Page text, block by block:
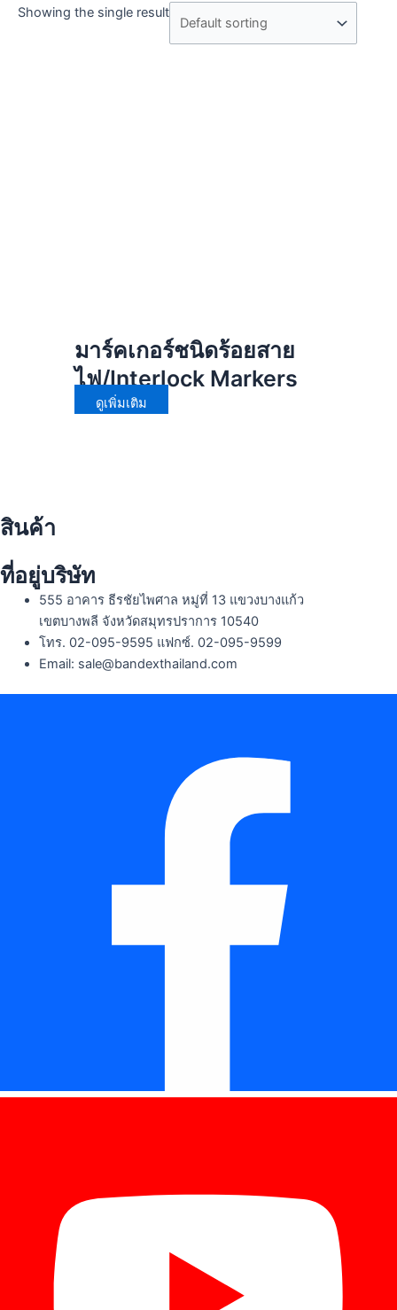
Showing the single result
มาร์คเกอร์ชนิดร้อยสาย
ไฟ/Interlock Markers
ดูเพิ่มเติม
สินค้า
ที่อยู่บริษัท
555 อาคาร ธีรชัยไพศาล หมู่ที่ 13 แขวงบางแก้ว
เขตบางพลี จังหวัดสมุทรปราการ 10540
โทร. 02-095-9595 แฟกซ์. 02-095-9599
Email: sale@bandexthailand.com